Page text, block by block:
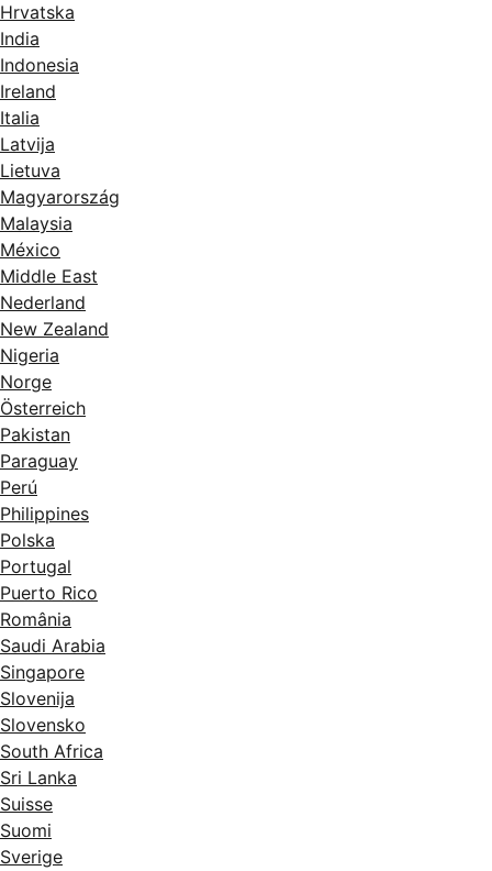
Hrvatska
India
Indonesia
Ireland
Italia
Latvija
Lietuva
Magyarország
Malaysia
México
Middle East
Nederland
New Zealand
Nigeria
Norge
Österreich
Pakistan
Paraguay
Perú
Philippines
Polska
Portugal
Puerto Rico
România
Saudi Arabia
Singapore
Slovenija
Slovensko
South Africa
Sri Lanka
Suisse
Suomi
Sverige